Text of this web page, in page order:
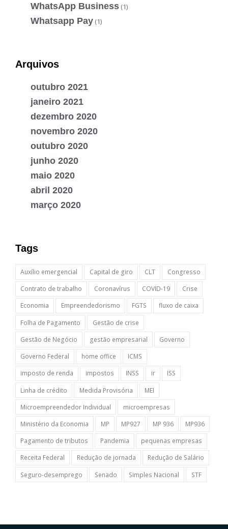
WhatsApp Business (1)
Whatsapp Pay (1)
Arquivos
outubro 2021
janeiro 2021
dezembro 2020
novembro 2020
outubro 2020
junho 2020
maio 2020
abril 2020
março 2020
Tags
Auxílio emergencial Capital de giro CLT
Congresso
Contrato de trabalho
Coronavírus COVID-19
Crise
Economia
Empreendedorismo FGTS
fluxo de caixa
Folha de Pagamento
Gestão de crise
Gestão de Negócio
gestão empresarial
Governo
Governo Federal
home office
ICMS
imposto de renda
impostos INSS ir
ISS
Linha de crédito
Medida Provisória
MEI
Microempreendedor Individual
microempresas
Ministério da Economia
MP MP927 MP 936
MP936
Pagamento de tributos
Pandemia
pequenas empresas
Receita Federal
Redução de jornada
Redução de Salário
Seguro-desemprego
Senado Simples Nacional STF